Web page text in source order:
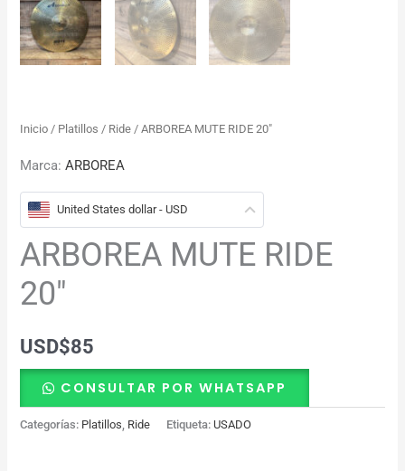
Inicio / Platillos / Ride / ARBOREA MUTE RIDE 20″
Marca:ARBOREA
United States dollar - USD
ARBOREA MUTE RIDE
20″
USD$85
CONSULTAR POR WHATSAPP
Categorías: Platillos Ride Etiqueta: USADO